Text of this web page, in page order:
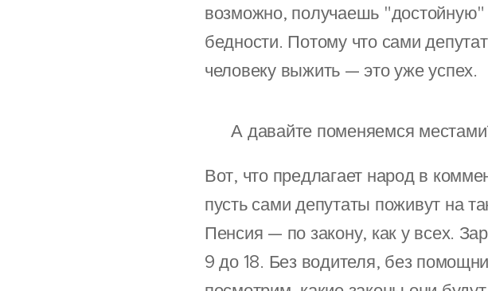
возможно, получаешь
бедности. Потому что сами
человеку выжить — это уже успех.
👥 А давайте поменяемся
Вот, что предлагает народ в
пусть сами депутаты поживут на
Пенсия — по закону, как у всех.
9 до 18. Без водителя, без